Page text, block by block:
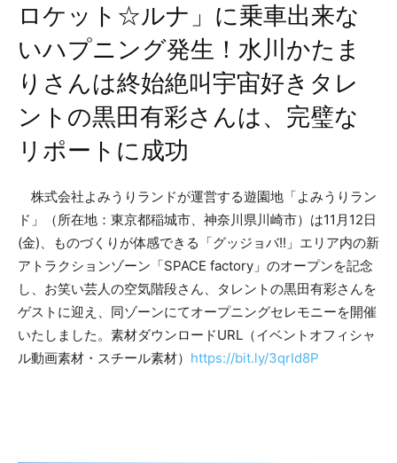
ロケット☆ルナ」に乗車出来な
いハプニング発生！水川かたま
りさんは終始絶叫宇宙好きタレ
ントの黒田有彩さんは、完璧な
リポートに成功
株式会社よみうりランドが運営する遊園地「よみうりラン
ド」（所在地：東京都稲城市、神奈川県川崎市）は11月12日
(金)、ものづくりが体感できる「グッジョバ!!」エリア内の新
アトラクションゾーン「SPACE factory」のオープンを記念
し、お笑い芸人の空気階段さん、タレントの黒田有彩さんを
ゲストに迎え、同ゾーンにてオープニングセレモニーを開催
いたしました。素材ダウンロードURL（イベントオフィシャ
ル動画素材・スチール素材） https://bit.ly/3qrId8P